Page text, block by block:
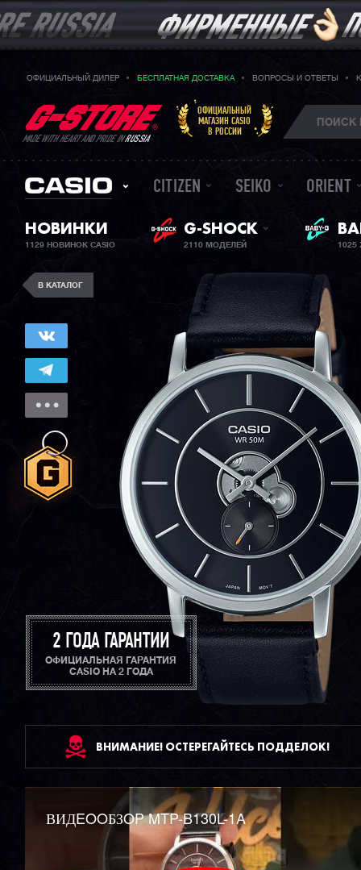
ОФИЦИАЛЬНЫЙ ДИЛЕР БЕСПЛАТНАЯ ДОСТАВКА ВОПРОСЫ И ОТВЕТЫ
MADE WITH HEART AND PRIDE INRUSSIA
ОФИЦИАЛЬНЫЙ
МАГАЗИН CASIO
В РОССИИ
CITIZEN SEIKO ORIENT
НОВИНКИ
1129 НОВИНОК CASIO
G-SHOCK
2110 МОДЕЛЕЙ
В КАТАЛОГ
2 ГОДА ГАРАНТИИ
ОФИЦИАЛЬНАЯ ГАРАНТИЯ
CASIO НА 2 ГОДА
ВНИМАНИЕ! ОСТЕРЕГАЙТЕСЬ ПОДДЕЛОК!
ВИДEOOБЗOP MTP-B130L-1A